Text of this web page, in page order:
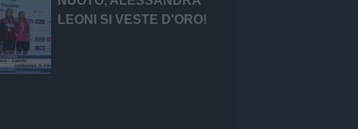
LEONI SI VESTE D'ORO!